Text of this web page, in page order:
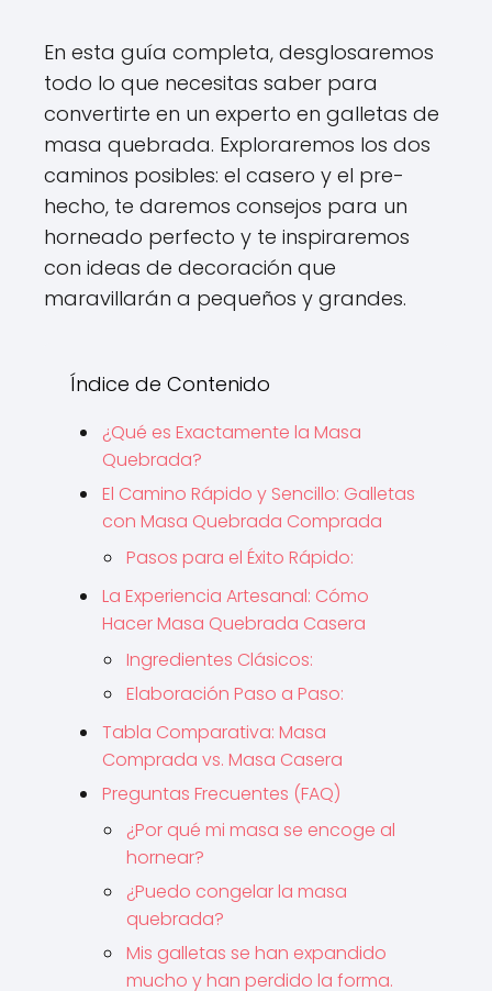
En esta guía completa, desglosaremos
todo lo que necesitas saber para
convertirte en un experto en galletas de
masa quebrada. Exploraremos los dos
caminos posibles: el casero y el pre-
hecho, te daremos consejos para un
horneado perfecto y te inspiraremos
con ideas de decoración que
maravillarán a pequeños y grandes.
Índice de Contenido
¿Qué es Exactamente la Masa
Quebrada?
El Camino Rápido y Sencillo: Galletas
con Masa Quebrada Comprada
Pasos para el Éxito Rápido:
La Experiencia Artesanal: Cómo
Hacer Masa Quebrada Casera
Ingredientes Clásicos:
Elaboración Paso a Paso:
Tabla Comparativa: Masa
Comprada vs. Masa Casera
Preguntas Frecuentes (FAQ)
¿Por qué mi masa se encoge al
hornear?
¿Puedo congelar la masa
quebrada?
Mis galletas se han expandido
mucho y han perdido la forma.